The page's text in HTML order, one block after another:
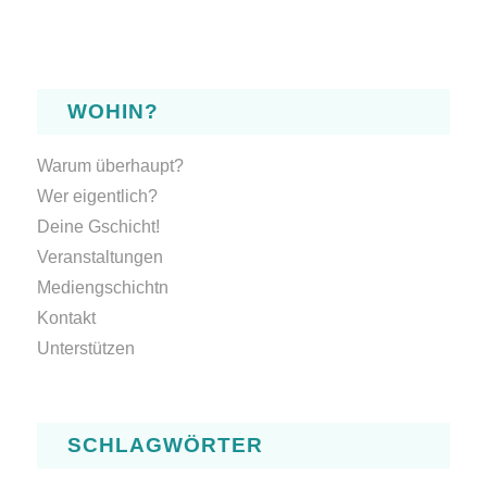
WOHIN?
Warum überhaupt?
Wer eigentlich?
Deine Gschicht!
Veranstaltungen
Mediengschichtn
Kontakt
Unterstützen
SCHLAGWÖRTER